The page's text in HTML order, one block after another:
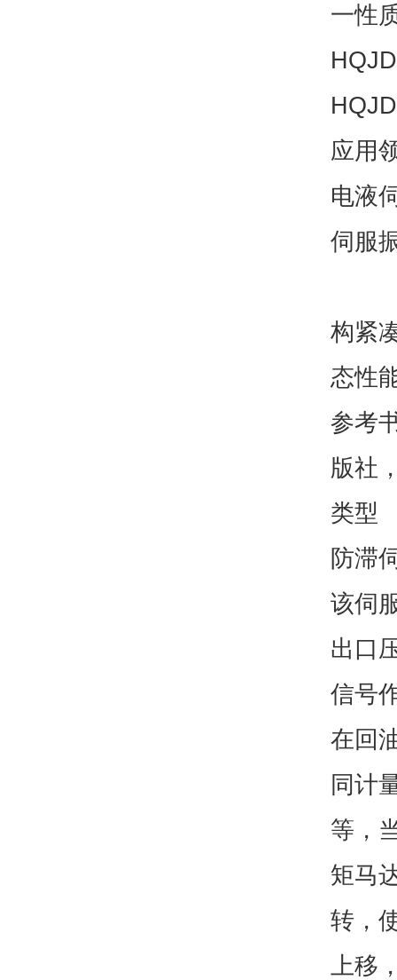
一性
应用
电液
伺服
构紧
态性
参考
版社
类型
防滞
该伺
出口
信号
在回
同计
等，
矩马
转，
上移